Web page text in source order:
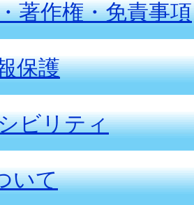
著作権・免責事項
保護
ビリティ
いて